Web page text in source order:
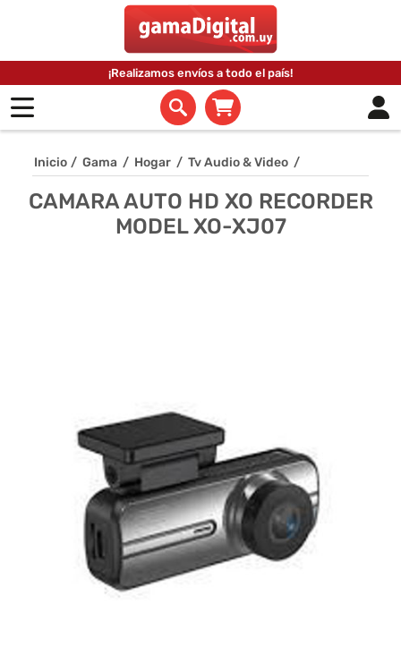
¡Realizamos envíos a todo el país!
Inicio / Gama / Hogar / Tv Audio & Video /
CAMARA AUTO HD XO RECORDER
MODEL XO-XJ07